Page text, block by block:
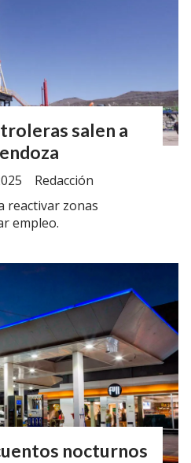
salen a
Redacción
reactivar zonas
empleo.
nocturnos